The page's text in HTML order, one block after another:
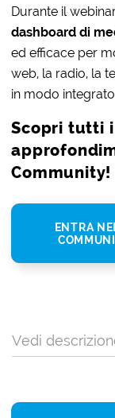
Durante il
dashboard di
ed efficace per
web, la radio, la
in modo
Scopri tutti
Community!
ENTRA
Vedi